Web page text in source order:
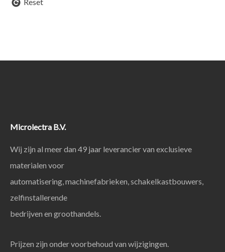
Reset
Microlectra B.V.
Wij zijn al meer dan 49 jaar leverancier van exclusieve
materialen voor
automatisering, machinefabrieken, schakelkastbouwers,
zelfinstallerende
bedrijven en groothandels.
Prijzen zijn onder voorbehoud van wijzigingen.